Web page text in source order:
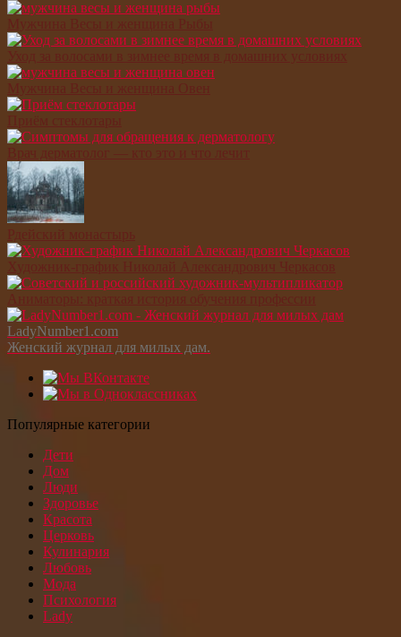
Мужчина Весы и женщина Рыбы
Уход за волосами в зимнее время в домашних условиях
Мужчина Весы и женщина Овен
Приём стеклотары
Врач дерматолог — кто это и что лечит
Рдейский монастырь
Художник-график Николай Александрович Черкасов
Аниматоры: краткая история обучения профессии
LadyNumber1.com
Женский журнал для милых дам.
Популярные категории
Дети
Дом
Люди
Здоровье
Красота
Церковь
Кулинария
Любовь
Мода
Психология
Lady